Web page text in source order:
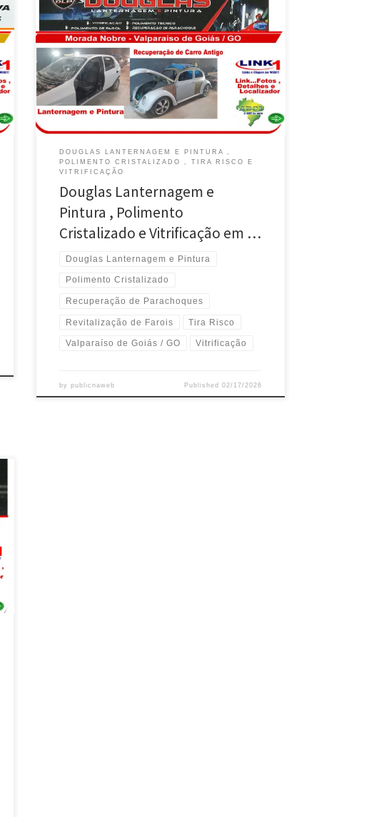
DOUGLAS LANTERNAGEM E PINTURA ,
POLIMENTO CRISTALIZADO , TIRA RISCO E
VITRIFICAÇÃO
Douglas Lanternagem e
Pintura , Polimento
Cristalizado e Vitrificação em …
Douglas Lanternagem e Pintura
Polimento Cristalizado
Recuperação de Parachoques
Revitalização de Farois Tira Risco
Valparaíso de Goiás / GO Vitrificação
bypublicnaweb Published 02/17/2026